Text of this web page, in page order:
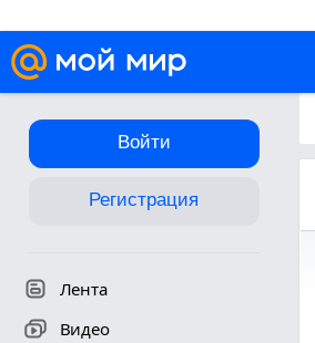
Войти
Регистрация
Лента
Видео